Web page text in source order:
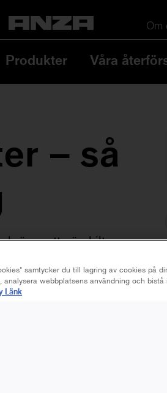
Om
Produkter Våra
– så
kräver ett särskilt
resultat.
samtycker du till lagring av cookies på
webbplatsens användning och bistå
Länk